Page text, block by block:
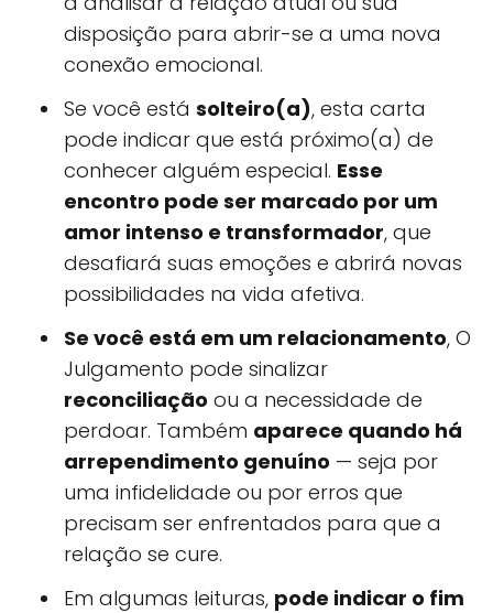
disposição para abrir-se a uma nova
conexão emocional.
Se você está solteiro(a), esta carta
pode indicar que está próximo(a) de
conhecer alguém especial. Esse
encontro pode ser marcado por um
amor intenso e transformador, que
desafiará suas emoções e abrirá novas
possibilidades na vida afetiva.
Se você está em um relacionamento, O
Julgamento pode sinalizar
reconciliação ou a necessidade de
perdoar. Também aparece quando há
arrependimento genuíno — seja por
uma infidelidade ou por erros que
precisam ser enfrentados para que a
relação se cure.
Em algumas leituras, pode indicar o fim